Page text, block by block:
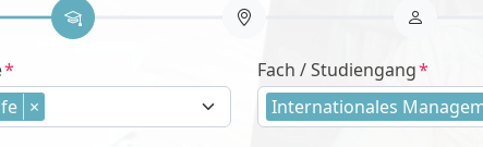
×
Fach / Studiengang
Internationales